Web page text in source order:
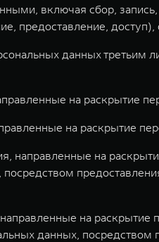
включая сбор,
предоставление,
данных
на раскрытие
на раскрытие
направленные на
на
данных,